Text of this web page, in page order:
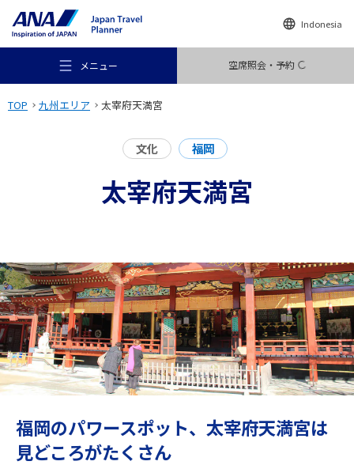
Indonesia
メニュー 空席照会・予約
おすすめの旅
行き先
旅のお役立ち情報
TOP 九州エリア 太宰府天満宮
文化 福岡
太宰府天満宮
福岡のパワースポット、太宰府天満宮は
見どころがたくさん